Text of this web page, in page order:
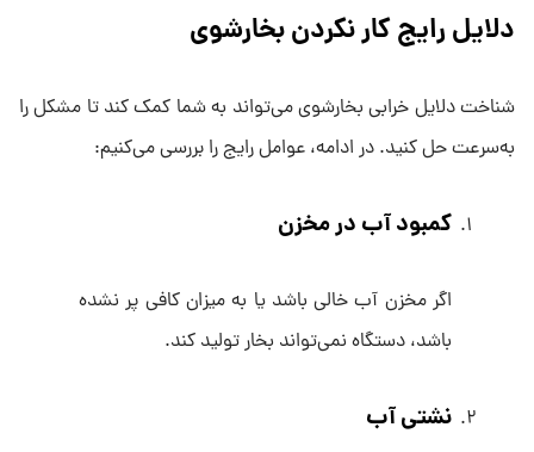
دلایل رایج کار نکردن بخارشوی
شناخت دلایل خرابی بخارشوی می‌تواند به شما کمک کند تا مشکل را
به‌سرعت حل کنید. در ادامه، عوامل رایج را بررسی می‌کنیم:
کمبود آب در مخزن
اگر مخزن آب خالی باشد یا به میزان کافی پر نشده
باشد، دستگاه نمی‌تواند بخار تولید کند.
نشتی آب